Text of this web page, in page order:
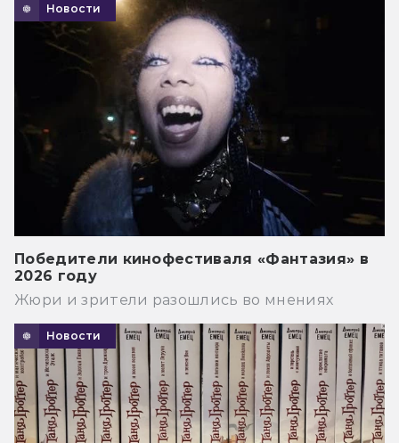
Новости
Победители кинофестиваля «Фантазия» в
2026 году
Жюри и зрители разошлись во мнениях
Новости